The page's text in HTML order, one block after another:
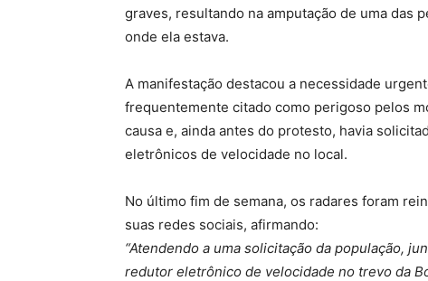
graves, resultando na amputação de uma das
onde ela estava.
A manifestação destacou a necessidade
frequentemente citado como perigoso pelos
causa e, ainda antes do protesto, havia
eletrônicos de velocidade no local.
No último fim de semana, os radares foram
suas redes sociais, afirmando:
“Atendendo a uma solicitação da população,
redutor eletrônico de velocidade no trevo da